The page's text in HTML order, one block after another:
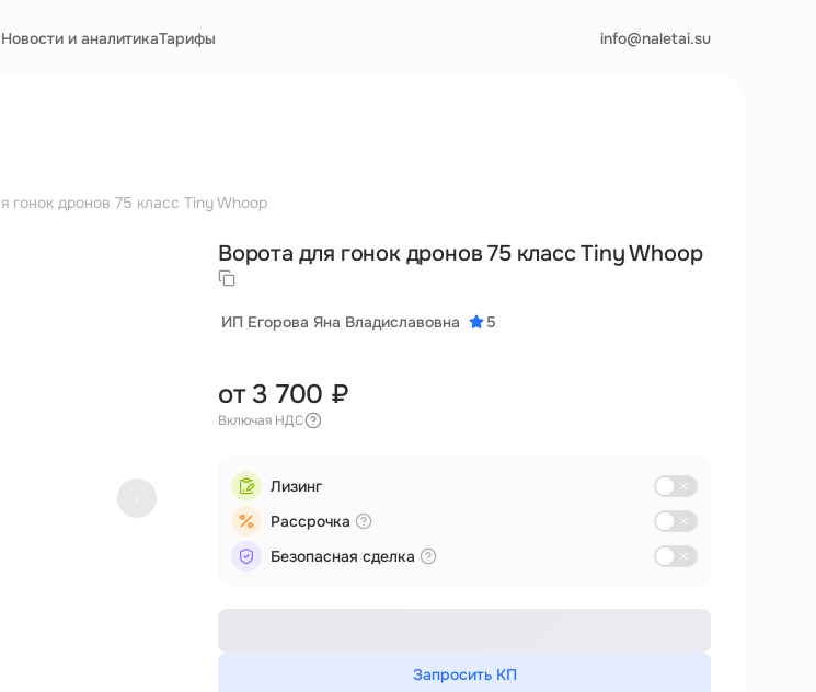
Новости и аналитикаТарифы info@naletai.su
гонок дронов 75 класс Tiny Whoop
Ворота для гонок дронов 75 класс Tiny Whoop
ИП Егорова Яна Владиславовна 5
от 3 700 ₽
Включая НДС
Лизинг
Рассрочка
Безопасная сделка
Запросить КП